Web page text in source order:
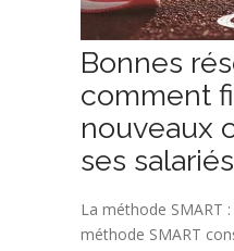
Bonnes
comment
nouveaux
ses
La méthode SMART
méthode SMART